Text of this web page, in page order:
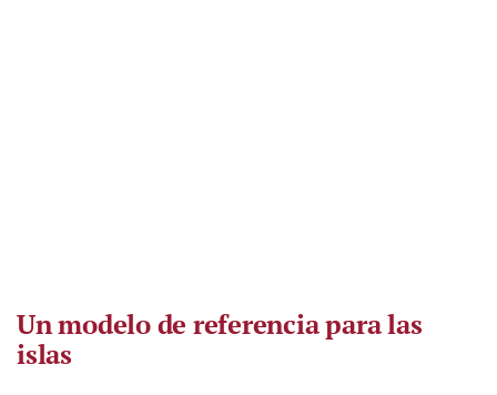
Un modelo de referencia para las
islas